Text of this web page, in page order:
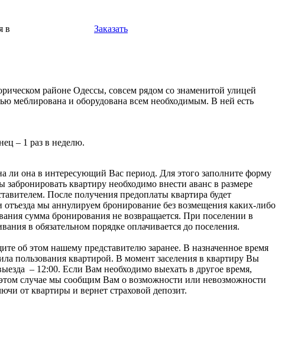
в
Заказать
районе Одессы, совсем рядом со знаменитой улицей
меблирована и оборудована всем необходимым. В ней есть
– 1 раз в неделю.
ли она в интересующий Вас период. Для этого заполните форму
квартиру необходимо внести аванс в размере
После получения предоплаты квартира будет
мы аннулируем бронирование без возмещения каких-либо
сумма бронирования не возвращается. При поселении в
в обязательном порядке оплачивается до поселения.
об этом нашему представителю заранее. В назначенное время
пользования квартирой. В момент заселения в квартиру Вы
– 12:00. Если Вам необходимо выехать в другое время,
случае мы сообщим Вам о возможности или невозможности
от квартиры и вернет страховой депозит.